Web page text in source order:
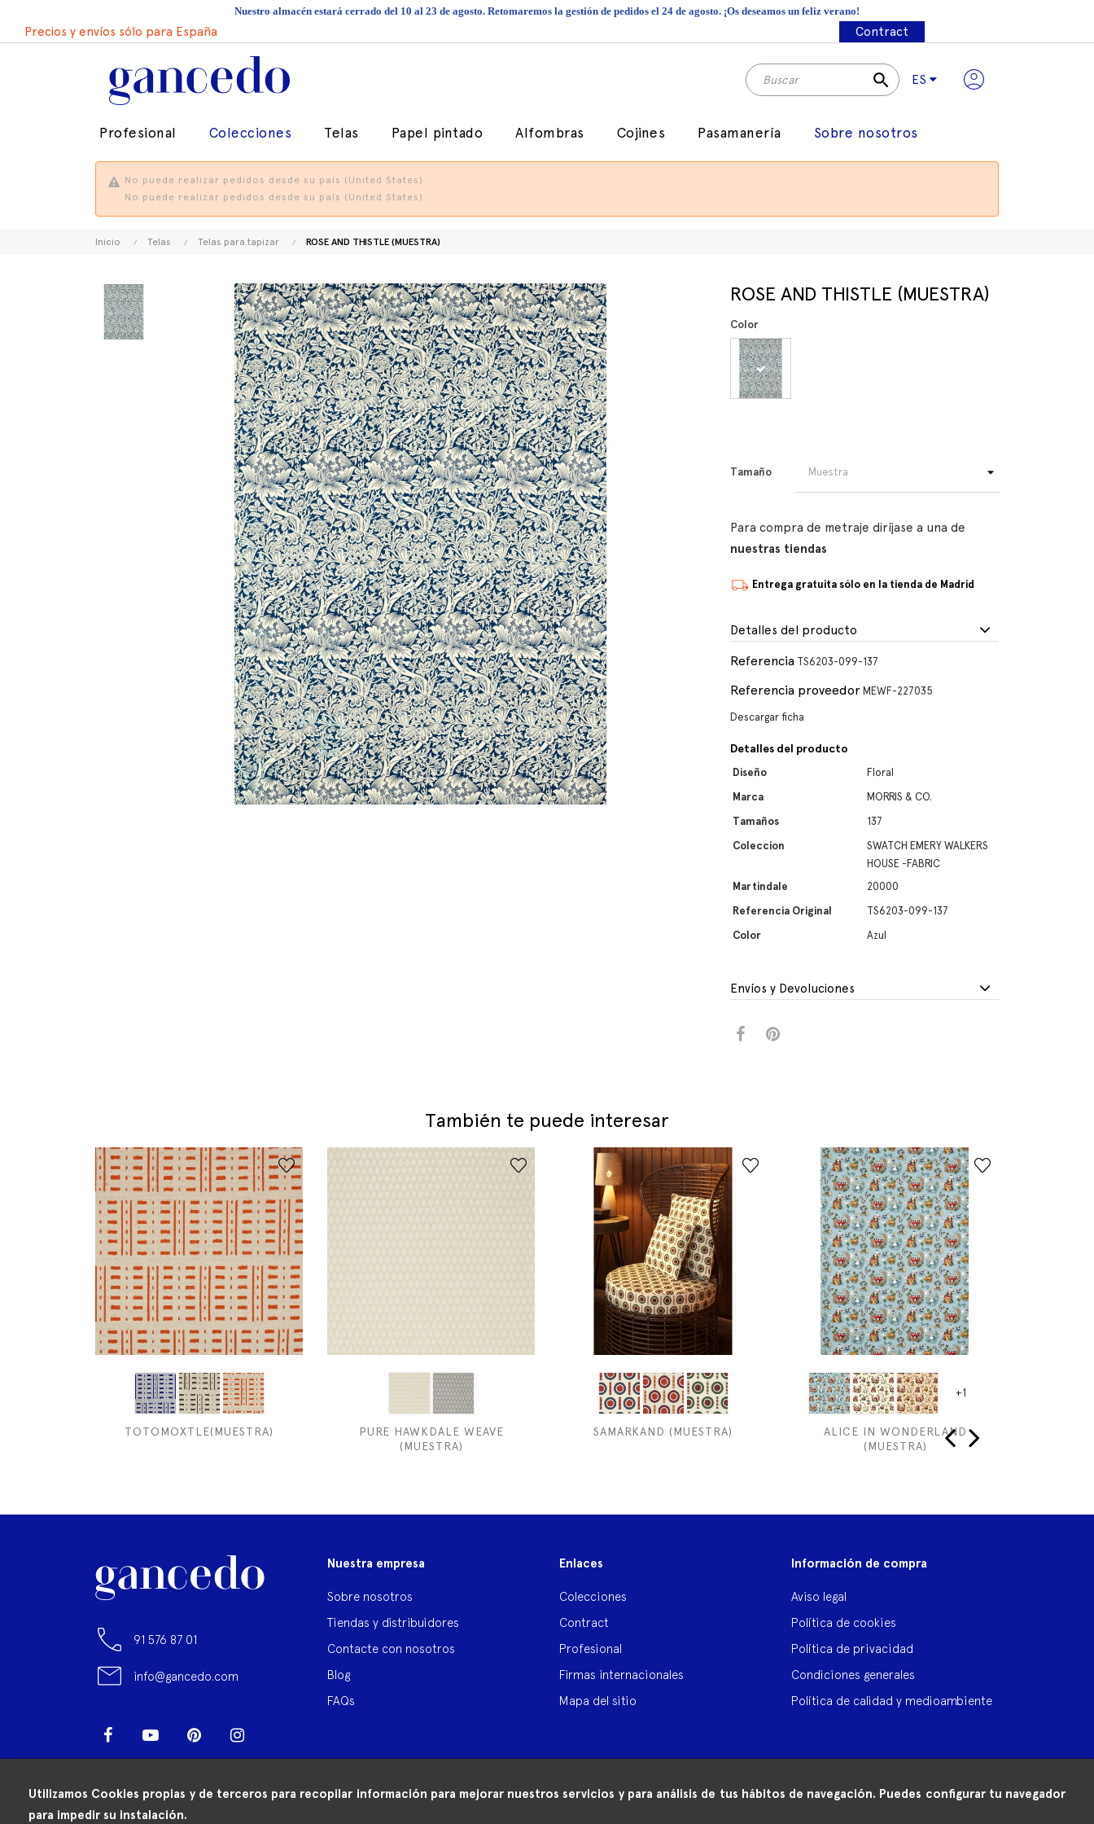
Utilizamos Cookies propias y de terceros para recopilar información para mejorar nuestros servicios y para análisis de tus hábitos de navegación. Puedes configurar tu navegador
para impedir su instalación.
Nuestro almacén estará cerrado del 10 al 23 de agosto. Retomaremos la gestión de pedidos el 24 de agosto. ¡Os deseamos un feliz verano!
Precios y envíos sólo para España Contract
search ES
Profesional Colecciones Telas Papel pintado Alfombras Cojines Pasamanería Sobre nosotros
No puede realizar pedidos desde su país (United States).
No puede realizar pedidos desde su país (United States).
Inicio Telas Telas para tapizar ROSE AND THISTLE (MUESTRA)
ROSE AND THISTLE (MUESTRA)
Color
Tamaño
Para compra de metraje diríjase a una de
nuestras tiendas
Entrega gratuita sólo en la tienda de Madrid
Detalles del producto
Referencia TS6203-099-137
Referencia proveedor MEWF-227035
Descargar ficha
Detalles del producto
Diseño
Floral
Marca
MORRIS & CO.
Tamaños
137
Coleccion
SWATCH EMERY WALKERS
HOUSE -FABRIC
Martindale
20000
Referencia Original
TS6203-099-137
Color
Azul
Envíos y Devoluciones
También te puede interesar
TOTOMOXTLE(MUESTRA)
PURE HAWKDALE WEAVE
(MUESTRA)
SAMARKAND (MUESTRA)
+1
ALICE IN WONDERLAND
(MUESTRA)
91 576 87 01
info@gancedo.com
Facebook YouTube Pinterest
LinkedIn
Nuestra empresa
Sobre nosotros
Tiendas y distribuidores
Contacte con nosotros
Blog
FAQs
Enlaces
Colecciones
Contract
Profesional
Firmas internacionales
Mapa del sitio
Información de compra
Aviso legal
Política de cookies
Política de privacidad
Condiciones generales
Política de calidad y medioambiente